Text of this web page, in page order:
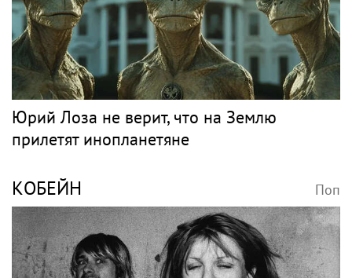
ЛЕПС Поп
Григорий Лепс отменил концерты в Крыму